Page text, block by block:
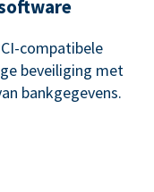
compatibele
beveiliging met
bankgegevens.